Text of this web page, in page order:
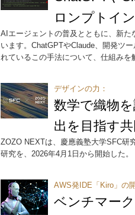
ロンプトイ
AIエージェントの普及とともに、新
います。ChatGPTやClaude、開発ツ
れているこの手法について、仕組みを
デザインの力：
数学で織物
出を目指す
ZOZO NEXTは、慶應義塾大学SFC研
研究を、2026年4月1日から開始した。
AWS発IDE「Kiro」の
ベンチマー